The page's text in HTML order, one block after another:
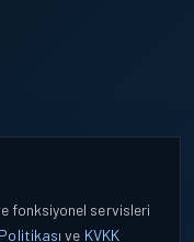
fonksiyonel servisleri
ve KVKK